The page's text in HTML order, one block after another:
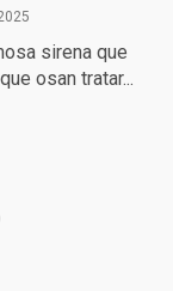
sirena que
osan tratar...